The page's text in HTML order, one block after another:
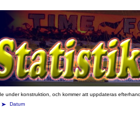
under konstruktion, och kommer att uppdateras
Datum